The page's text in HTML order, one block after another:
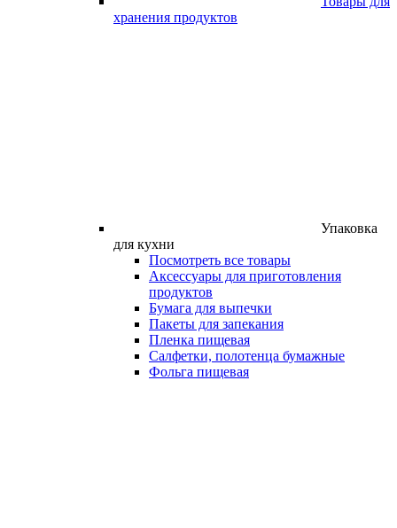
хранения продуктов
Упаковка
для кухни
Посмотреть все товары
Аксессуары для приготовления
продуктов
Бумага для выпечки
Пакеты для запекания
Пленка пищевая
Салфетки, полотенца бумажные
Фольга пищевая